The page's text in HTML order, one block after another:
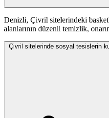
Denizli, Çivril sitelerindeki
alanlarının düzenli temizlik,
Çivril sitelerinde sosyal tesislerin